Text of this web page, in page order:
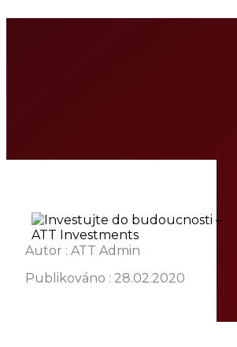
Autor : ATT Admin
Publikováno : 28.02.2020